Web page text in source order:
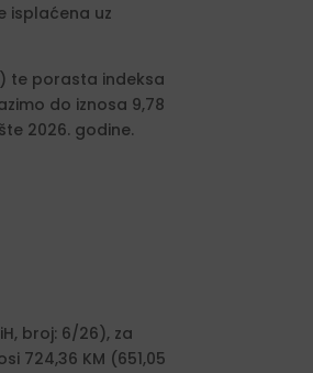
isplaćena uz
te porasta indeksa
do iznosa 9,78
2026. godine.
broj: 6/26), za
724,36 KM (651,05